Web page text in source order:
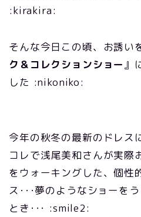
:kirakira:
そんな今日この頃、お誘い
ク＆コレクションショー』
した :nikoniko:
今年の秋冬の最新のドレス
コレで浅尾美和さんが実際
をウォーキングした、個性
ス･･･夢のようなショーを
とき･･･ :smile2: